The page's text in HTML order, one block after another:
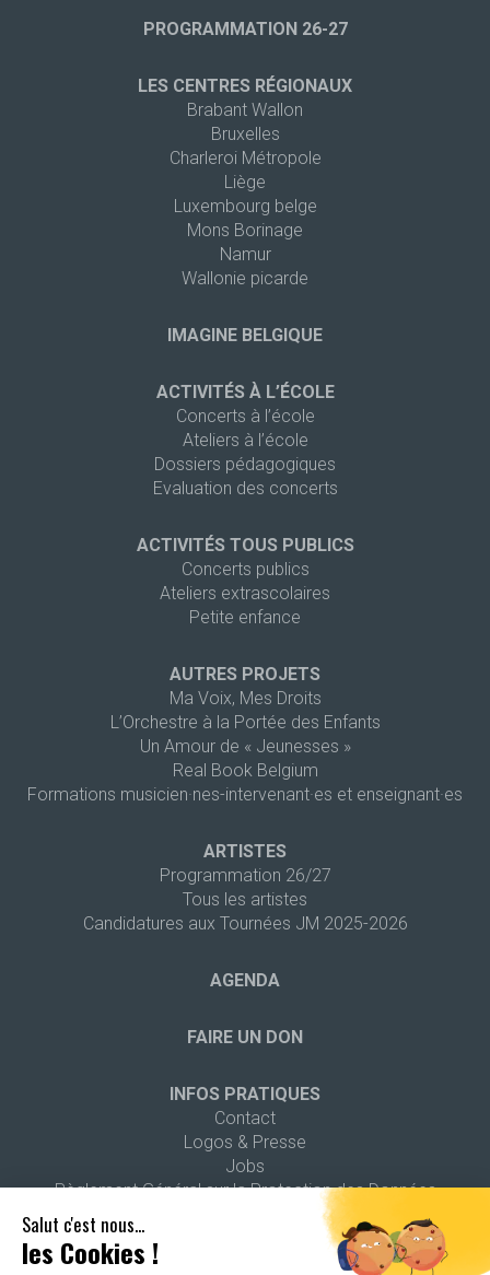
Salut c'est nous...
les Cookies !
PROGRAMMATION 26-27
LES CENTRES RÉGIONAUX
Brabant Wallon
Bruxelles
Charleroi Métropole
Liège
Luxembourg belge
Mons Borinage
Namur
Wallonie picarde
IMAGINE BELGIQUE
ACTIVITÉS À L’ÉCOLE
Concerts à l’école
Ateliers à l’école
Dossiers pédagogiques
Evaluation des concerts
ACTIVITÉS TOUS PUBLICS
Concerts publics
Ateliers extrascolaires
Petite enfance
AUTRES PROJETS
Ma Voix, Mes Droits
L’Orchestre à la Portée des Enfants
Un Amour de « Jeunesses »
Real Book Belgium
Formations musicien·nes-intervenant·es et enseignant·es
ARTISTES
Programmation 26/27
Tous les artistes
Candidatures aux Tournées JM 2025-2026
AGENDA
FAIRE UN DON
INFOS PRATIQUES
Contact
Logos & Presse
Jobs
Règlement Général sur la Protection des Données